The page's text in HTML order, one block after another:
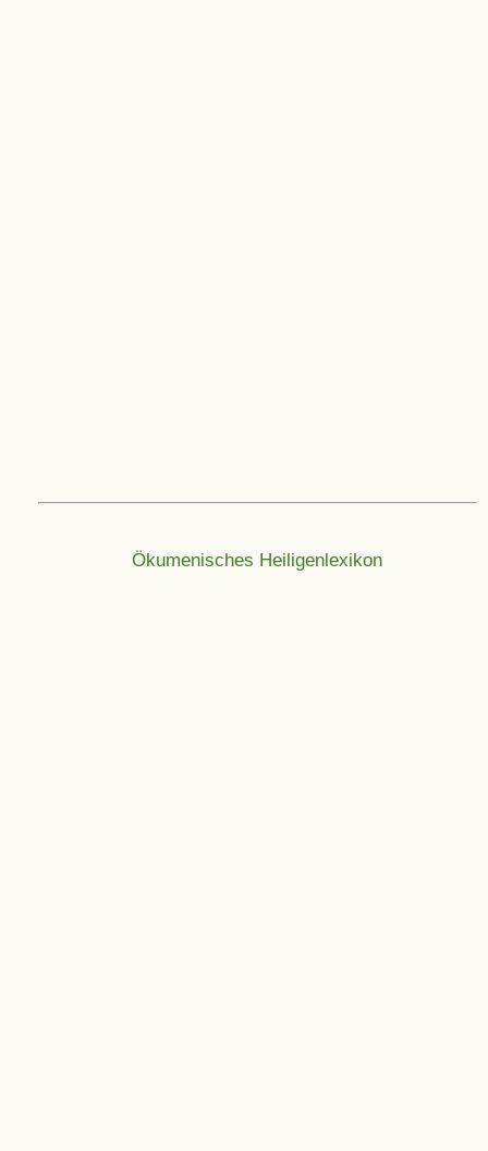
Ökumenisches Heiligenlexikon